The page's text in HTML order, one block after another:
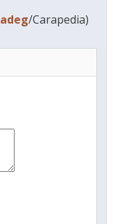
adeg/Carapedia)